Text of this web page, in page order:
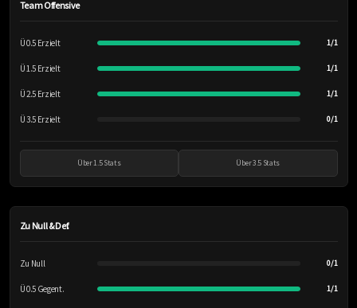
Team Offensive
Ü 0.5 Erzielt 1/1
Ü 1.5 Erzielt 1/1
Ü 2.5 Erzielt 1/1
Ü 3.5 Erzielt 0/1
Über 1.5 Stats Über 3.5 Stats
Zu Null & Def.
Zu Null 0/1
Ü 0.5 Gegent. 1/1